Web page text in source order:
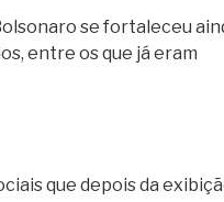
se fortaleceu
entre os que já eram
que depois da